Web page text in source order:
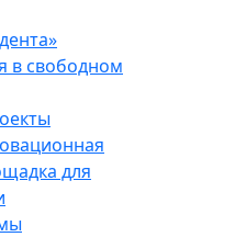
в свободном
для